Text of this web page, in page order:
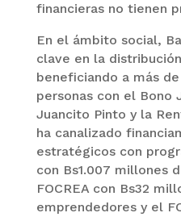
financieras no tienen
En el ámbito social,
clave en la
beneficiando a más
personas con el Bono
Juancito Pinto y la
ha canalizado
estratégicos con
con Bs1.007 millones
FOCREA con Bs32
emprendedores y el